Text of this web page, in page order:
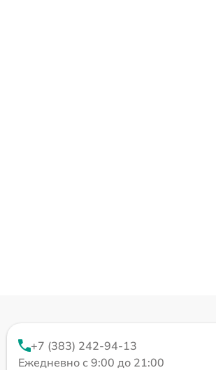
+7 (383) 242-94-13
Ежедневно с 9:00 до 21:00